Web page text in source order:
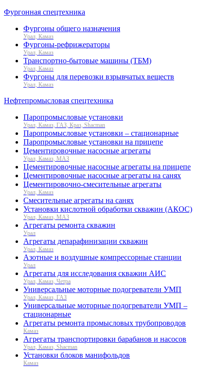
Фургонная спецтехника
Фургоны общего назначения
Урал, Камаз
Фургоны-рефрижераторы
Урал, Камаз
Транспортно-бытовые машины (ТБМ)
Урал, Камаз
Фургоны для перевозки взрывчатых веществ
Урал, Камаз
Нефтепромысловая спецтехника
Паропромысловые установки
Урал, Камаз, ГАЗ, Краз, Shacman
Паропромысловые установки – стационарные
Паропромысловые установки на прицепе
Цементировочные насосные агрегаты
Урал, Камаз, МАЗ
Цементировочные насосные агрегаты на прицепе
Цементировочные насосные агрегаты на санях
Цементировочно-смесительные агрегаты
Урал, Камаз
Смесительные агрегаты на санях
Установки кислотной обработки скважин (АКОС)
Урал, Камаз, МАЗ
Агрегаты ремонта скважин
Урал
Агрегаты депарафинизации скважин
Урал, Камаз
Азотные и воздушные компрессорные станции
Урал
Агрегаты для исследования скважин АИС
Урал, Камаз, Четра
Универсальные моторные подогреватели УМП
Урал, Камаз, ГАЗ
Универсальные моторные подогреватели УМП –
стационарные
Агрегаты ремонта промысловых трубопроводов
Камаз
Агрегаты транспортировки барабанов и насосов
Урал, Камаз, Shacman
Установки блоков манифольдов
Камаз